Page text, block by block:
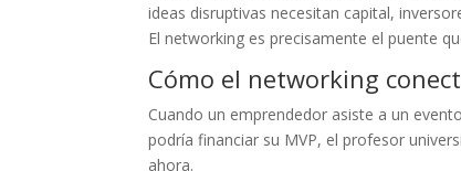
ideas disruptivas necesitan capital,
El networking es precisamente el puente
Cómo el networking
Cuando un emprendedor asiste a un
podría financiar su MVP, el profesor
ahora.